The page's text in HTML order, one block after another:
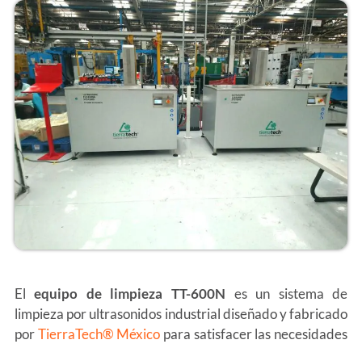
Elequipo de limpieza TT-600N es un sistema de
limpieza por ultrasonidos industrial diseñado y fabricado
porTierraTech® México para satisfacer las necesidades